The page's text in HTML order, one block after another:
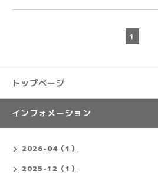
1
トップページ
インフォメーション
2026-04（1）
2025-12（1）